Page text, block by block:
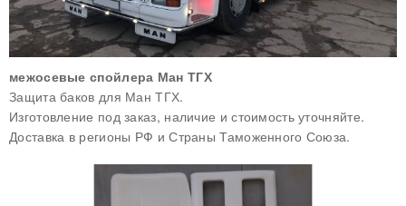
межосевые спойлера Ман ТГХ
Защита баков для Ман ТГХ.
Изготовление под заказ, наличие и стоимость уточняйте.
Доставка в регионы РФ и Страны Таможенного Союза.